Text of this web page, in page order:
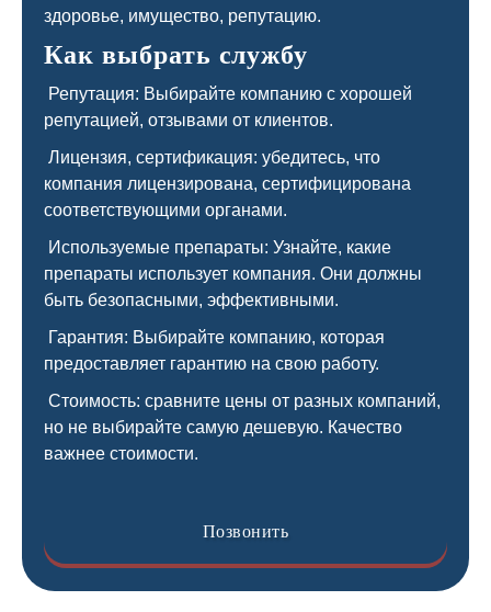
здоровье, имущество, репутацию.
Как выбрать службу
Репутация: Выбирайте компанию с хорошей
репутацией, отзывами от клиентов.
Лицензия, сертификация: убедитесь, что
компания лицензирована, сертифицирована
соответствующими органами.
Используемые препараты: Узнайте, какие
препараты использует компания. Они должны
быть безопасными, эффективными.
Гарантия: Выбирайте компанию, которая
предоставляет гарантию на свою работу.
Стоимость: сравните цены от разных компаний,
но не выбирайте самую дешевую. Качество
важнее стоимости.
Позвонить